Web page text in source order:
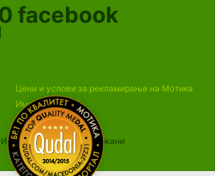
facebook
Цени и услови за рекламирање на Мотика
Импресум
Сите права се задржани